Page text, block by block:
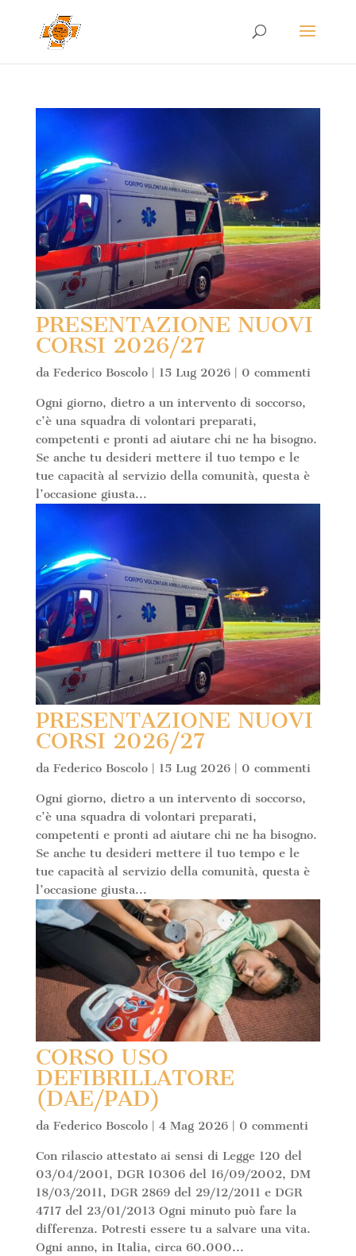
PRESENTAZIONE NUOVI
CORSI 2026/27
da Federico Boscolo| 15 Lug 2026| 0 commenti
Ogni giorno, dietro a un intervento di soccorso,
c’è una squadra di volontari preparati,
competenti e pronti ad aiutare chi ne ha bisogno.
Se anche tu desideri mettere il tuo tempo e le
tue capacità al servizio della comunità, questa è
l’occasione giusta...
PRESENTAZIONE NUOVI
CORSI 2026/27
da Federico Boscolo| 15 Lug 2026| 0 commenti
Ogni giorno, dietro a un intervento di soccorso,
c’è una squadra di volontari preparati,
competenti e pronti ad aiutare chi ne ha bisogno.
Se anche tu desideri mettere il tuo tempo e le
tue capacità al servizio della comunità, questa è
l’occasione giusta...
CORSO USO
DEFIBRILLATORE
(DAE/PAD)
da Federico Boscolo| 4 Mag 2026| 0 commenti
Con rilascio attestato ai sensi di Legge 120 del
03/04/2001, DGR 10306 del 16/09/2002, DM
18/03/2011, DGR 2869 del 29/12/2011 e DGR
4717 del 23/01/2013 Ogni minuto può fare la
differenza. Potresti essere tu a salvare una vita.
Ogni anno, in Italia, circa 60.000...